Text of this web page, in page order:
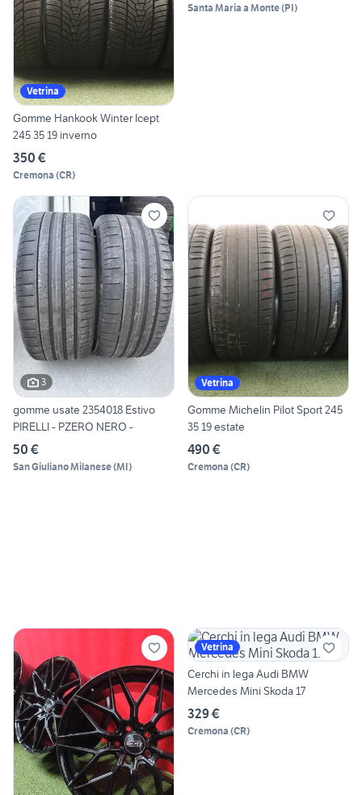
Vetrina
Gomme Hankook Winter Icept
245 35 19 inverno
350 €
Cremona (CR)
Santa Maria a Monte(PI)
3
gomme usate 2354018 Estivo
PIRELLI - PZERO NERO -
50 €
San Giuliano Milanese(MI)
Vetrina
Gomme Michelin Pilot Sport 245
35 19 estate
490 €
Cremona (CR)
Vetrina
Cerchi in lega Audi BMW
Mercedes Mini Skoda 17
329 €
Cremona (CR)